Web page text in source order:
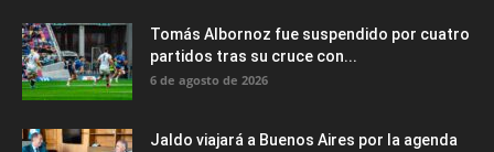
Tomás Albornoz fue suspendido por cuatro
partidos tras su cruce con...
6 de agosto de 2026
Jaldo viajará a Buenos Aires por la agenda